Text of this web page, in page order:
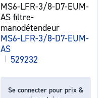
MS6-LFR-3/8-D7-EUM-
AS filtre-
manodétendeur
MS6-LFR-3/8-D7-EUM-
AS
| 529232
Se connecter pour prix &